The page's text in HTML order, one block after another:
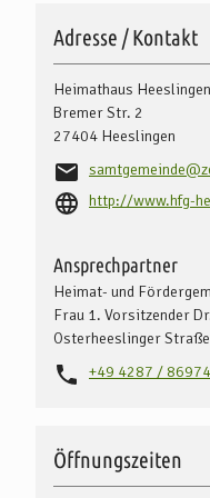
Adresse / Kontakt
Heimathaus Heeslingen
Bremer Str. 2
27404 Heeslingen
http://www.hfg-
Ansprechpartner
Heimat- und
Frau 1. Vorsitzender
Osterheeslinger
+49 4287 /
Öffnungszeiten